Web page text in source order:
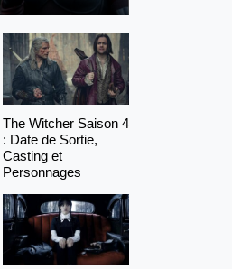
The Witcher Saison 4
: Date de Sortie,
Casting et
Personnages